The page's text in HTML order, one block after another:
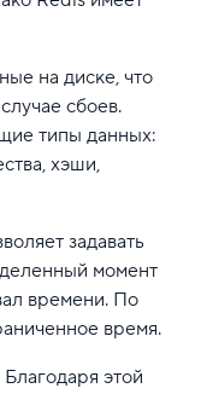
на диске, что
сбоев.
типы данных:
хэши,
задавать
момент
времени. По
время.
этой